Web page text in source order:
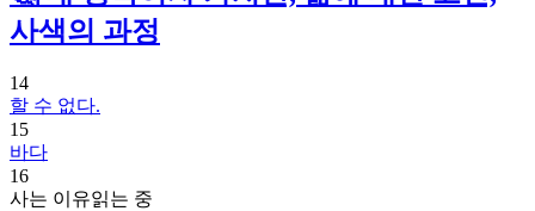
사색의 과정
14
할 수 없다.
15
바다
16
사는 이유읽는 중